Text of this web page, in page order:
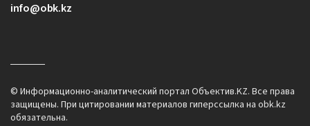
info@obk.kz
© Информационно-аналитический портал Объектив.KZ. Все права
защищены. При цитировании материалов гиперссылка на obk.kz
обязательна.